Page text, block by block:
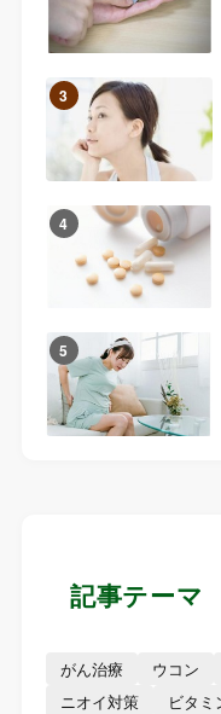
3
4
5
記事テーマ
がん治療 ウコン
ニオイ対策
ビタミ